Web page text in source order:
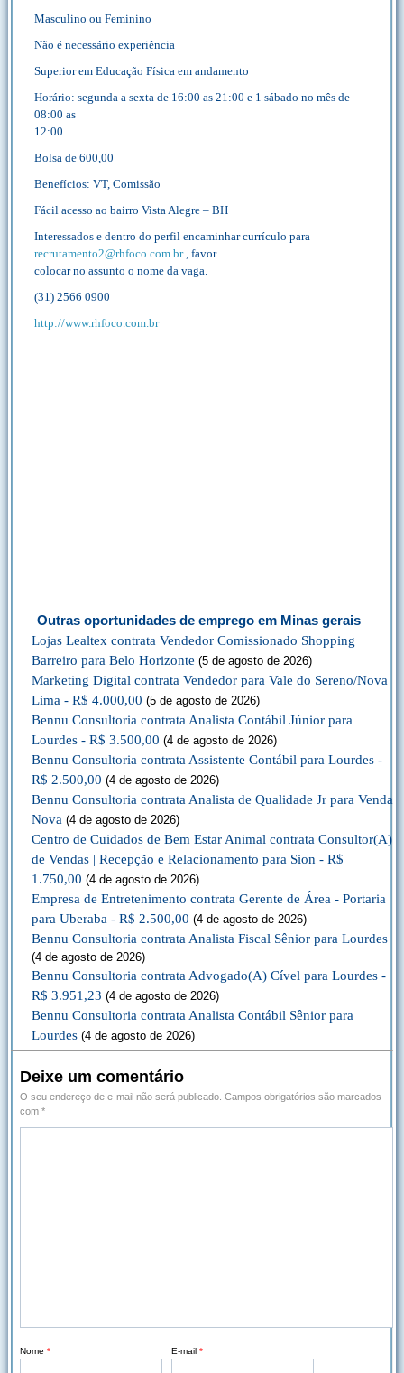
Masculino ou Feminino
Não é necessário experiência
Superior em Educação Física em andamento
Horário: segunda a sexta de 16:00 as 21:00 e 1 sábado no mês de
08:00 as
12:00
Bolsa de 600,00
Benefícios: VT, Comissão
Fácil acesso ao bairro Vista Alegre – BH
Interessados e dentro do perfil encaminhar currículo para
recrutamento2@rhfoco.com.br, favor
colocar no assunto o nome da vaga.
(31) 2566 0900
http://www.rhfoco.com.br
Outras oportunidades de emprego em Minas gerais
Lojas Lealtex contrata Vendedor Comissionado Shopping
Barreiro para Belo Horizonte (5 de agosto de 2026)
Marketing Digital contrata Vendedor para Vale do Sereno/Nova
Lima - R$ 4.000,00 (5 de agosto de 2026)
Bennu Consultoria contrata Analista Contábil Júnior para
Lourdes - R$ 3.500,00 (4 de agosto de 2026)
Bennu Consultoria contrata Assistente Contábil para Lourdes -
R$ 2.500,00 (4 de agosto de 2026)
Bennu Consultoria contrata Analista de Qualidade Jr para Venda
Nova (4 de agosto de 2026)
Centro de Cuidados de Bem Estar Animal contrata Consultor(A)
de Vendas | Recepção e Relacionamento para Sion - R$
1.750,00 (4 de agosto de 2026)
Empresa de Entretenimento contrata Gerente de Área - Portaria
para Uberaba - R$ 2.500,00 (4 de agosto de 2026)
Bennu Consultoria contrata Analista Fiscal Sênior para Lourdes
(4 de agosto de 2026)
Bennu Consultoria contrata Advogado(A) Cível para Lourdes -
R$ 3.951,23 (4 de agosto de 2026)
Bennu Consultoria contrata Analista Contábil Sênior para
Lourdes (4 de agosto de 2026)
Deixe um comentário
O seu endereço de e-mail não será publicado. Campos obrigatórios são marcados
com *
Nome * E-mail *